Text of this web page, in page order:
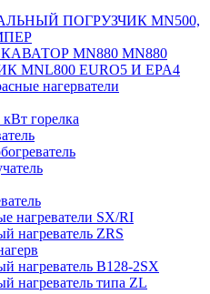
ПОГРУЗЧИК MN500,
MN880 MN880
MNL800 EURO5 И EPA4
нагерватели
горелка
нагреватели SX/RI
нагреватель ZRS
нагреватель B128-2SX
нагреватель типа ZL